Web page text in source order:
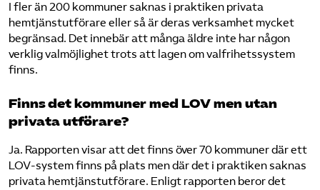
I fler än 200 kommuner saknas i praktiken privata
hemtjänstutförare eller så är deras verksamhet mycket
begränsad. Det innebär att många äldre inte har någon
verklig valmöjlighet trots att lagen om valfrihetssystem
finns.
Finns det kommuner med LOV men utan
privata utförare?
Ja. Rapporten visar att det finns över 70 kommuner där ett
LOV-system finns på plats men där det i praktiken saknas
privata hemtjänstutförare. Enligt rapporten beror det